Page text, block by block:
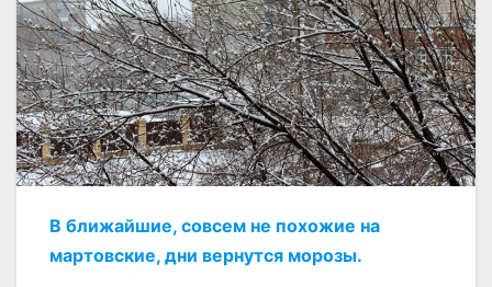
В ближайшие, совсем не похожие на
мартовские, дни вернутся морозы.